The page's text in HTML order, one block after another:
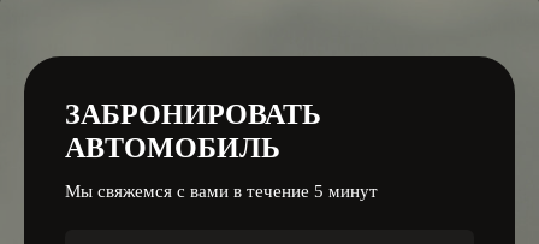
ЗАБРОНИРОВАТЬ
АВТОМОБИЛЬ
Мы свяжемся с вами в течение 5 минут
Следите за нами